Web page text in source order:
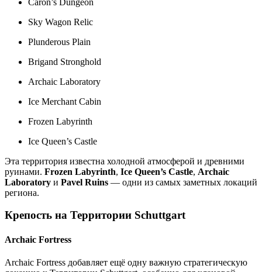
Sky Wagon Relic
Plunderous Plain
Brigand Stronghold
Archaic Laboratory
Ice Merchant Cabin
Frozen Labyrinth
Ice Queen’s Castle
Эта территория известна холодной атмосферой и древними
руинами. Frozen Labyrinth, Ice Queen’s Castle, Archaic
Laboratory и Pavel Ruins — одни из самых заметных локаций
региона.
Крепость на Территории Schuttgart
Archaic Fortress
Archaic Fortress добавляет ещё одну важную стратегическую